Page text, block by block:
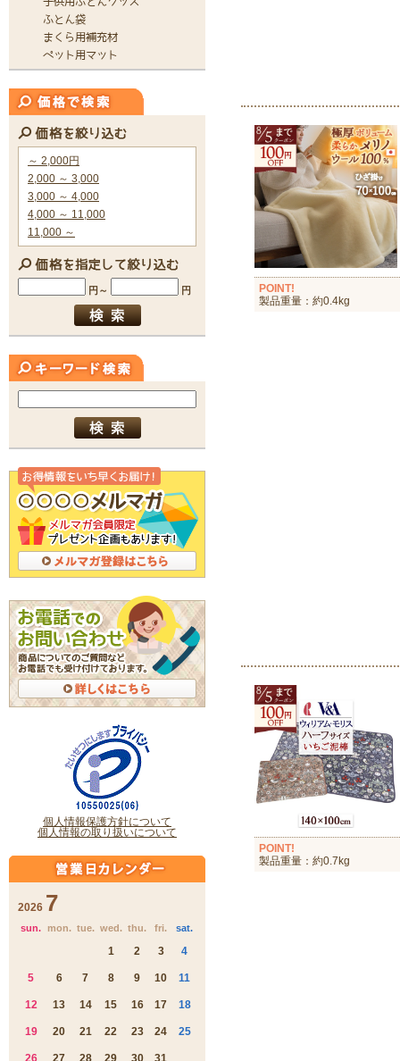
POINT!
製品重量：約0.4kg
POINT!
製品重量：約0.7kg